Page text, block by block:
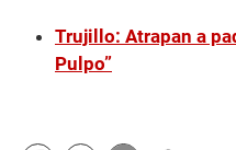
Trujillo: Atrapan a
Pulpo”